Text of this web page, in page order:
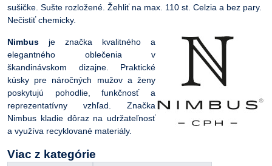
sušičke. Sušte rozložené. Žehliť na max. 110 st. Celzia a bez pary.
Nečistiť chemicky.
Nimbus je značka kvalitného a
elegantného oblečenia v
škandinávskom dizajne. Praktické
kúsky pre náročných mužov a ženy
poskytujú pohodlie, funkčnosť a
reprezentatívny vzhľad. Značka
Nimbus kladie dôraz na udržateľnosť
a využíva recyklované materiály.
Viac z kategórie